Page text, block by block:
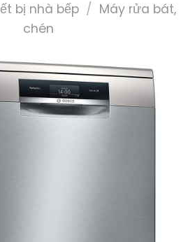
bị nhà bếp / Máy rửa bát,
chén